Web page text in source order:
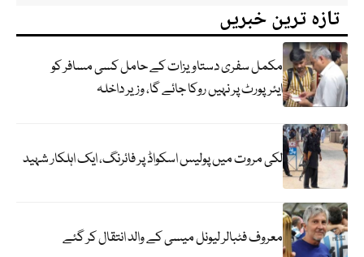
تازہ ترین خبریں
مکمل سفری دستاویزات کے حامل کسی مسافر کو
ایئرپورٹ پر نہیں روکا جائے گا، وزیر داخلہ
لکی مروت میں پولیس اسکواڈ پر فائرنگ، ایک اہلکار شہید
معروف فٹبالر لیونل میسی کے والد انتقال کر گئے